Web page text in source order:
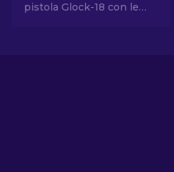
pistola Glock-18 con le